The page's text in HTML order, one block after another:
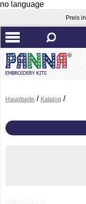
no language
Preis in
Hauptseite / Katalog /